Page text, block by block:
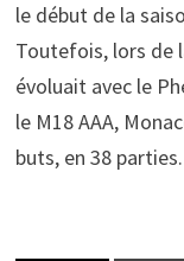
le début de la
Toutefois, lors de
évoluait avec le
le M18 AAA,
buts, en 38 parties.